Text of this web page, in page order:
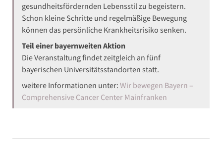
gesundheitsfördernden Lebensstil zu begeistern.
Schon kleine Schritte und regelmäßige Bewegung
können das persönliche Krankheitsrisiko senken.
Teil einer bayernweiten Aktion
Die Veranstaltung findet zeitgleich an fünf
bayerischen Universitätsstandorten statt.
weitere Informationen unter: Wir bewegen Bayern –
Comprehensive Cancer Center Mainfranken